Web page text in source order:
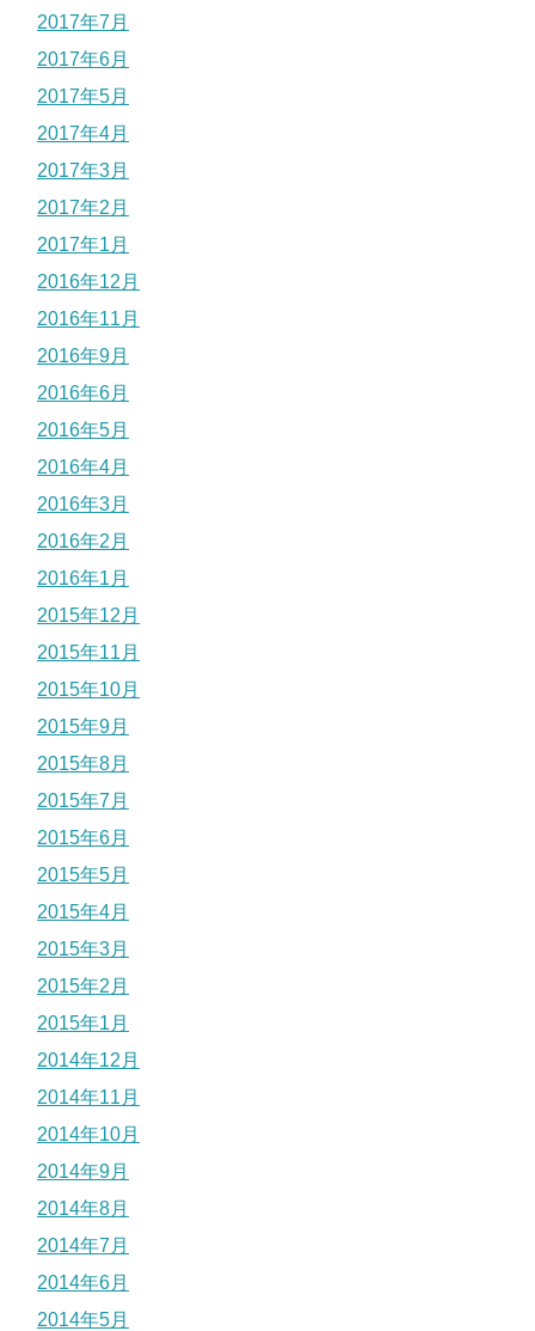
2017年7月
2017年6月
2017年5月
2017年4月
2017年3月
2017年2月
2017年1月
2016年12月
2016年11月
2016年9月
2016年6月
2016年5月
2016年4月
2016年3月
2016年2月
2016年1月
2015年12月
2015年11月
2015年10月
2015年9月
2015年8月
2015年7月
2015年6月
2015年5月
2015年4月
2015年3月
2015年2月
2015年1月
2014年12月
2014年11月
2014年10月
2014年9月
2014年8月
2014年7月
2014年6月
2014年5月